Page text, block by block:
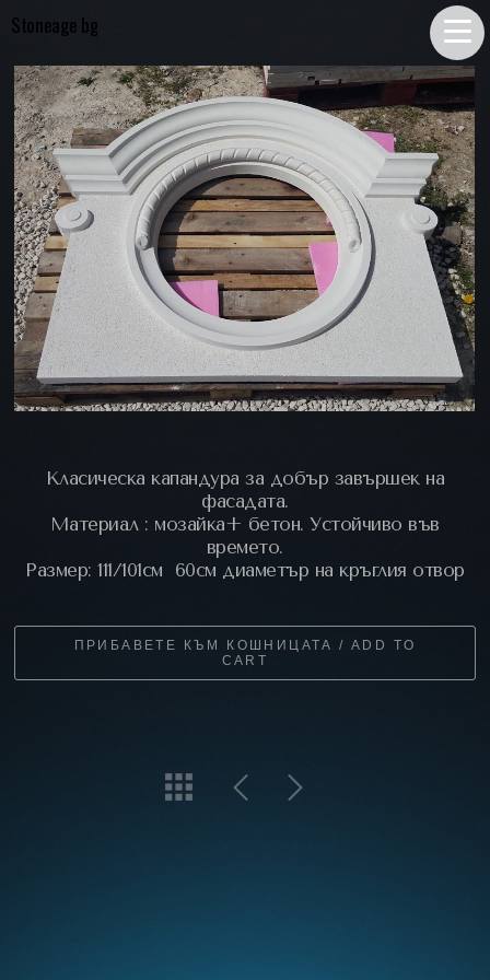
Stoneage bg
Класическа капандура за добър завършек на
фасадата.
Материал : мозайка+ бетон. Устойчиво във
времето.
Размер: 111/101см 60см диаметър на кръглия отвор
ПРИБАВЕТЕ КЪМ КОШНИЦАТА / ADD TO
CART